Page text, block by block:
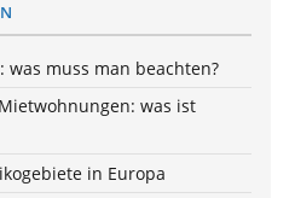
muss man beachten?
was ist
in Europa